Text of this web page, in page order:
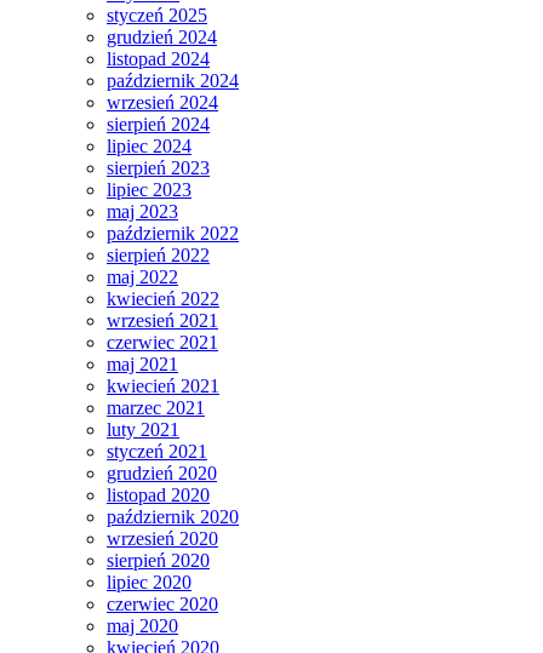
styczeń 2025
grudzień 2024
listopad 2024
październik 2024
wrzesień 2024
sierpień 2024
lipiec 2024
sierpień 2023
lipiec 2023
maj 2023
październik 2022
sierpień 2022
maj 2022
kwiecień 2022
wrzesień 2021
czerwiec 2021
maj 2021
kwiecień 2021
marzec 2021
luty 2021
styczeń 2021
grudzień 2020
listopad 2020
październik 2020
wrzesień 2020
sierpień 2020
lipiec 2020
czerwiec 2020
maj 2020
kwiecień 2020